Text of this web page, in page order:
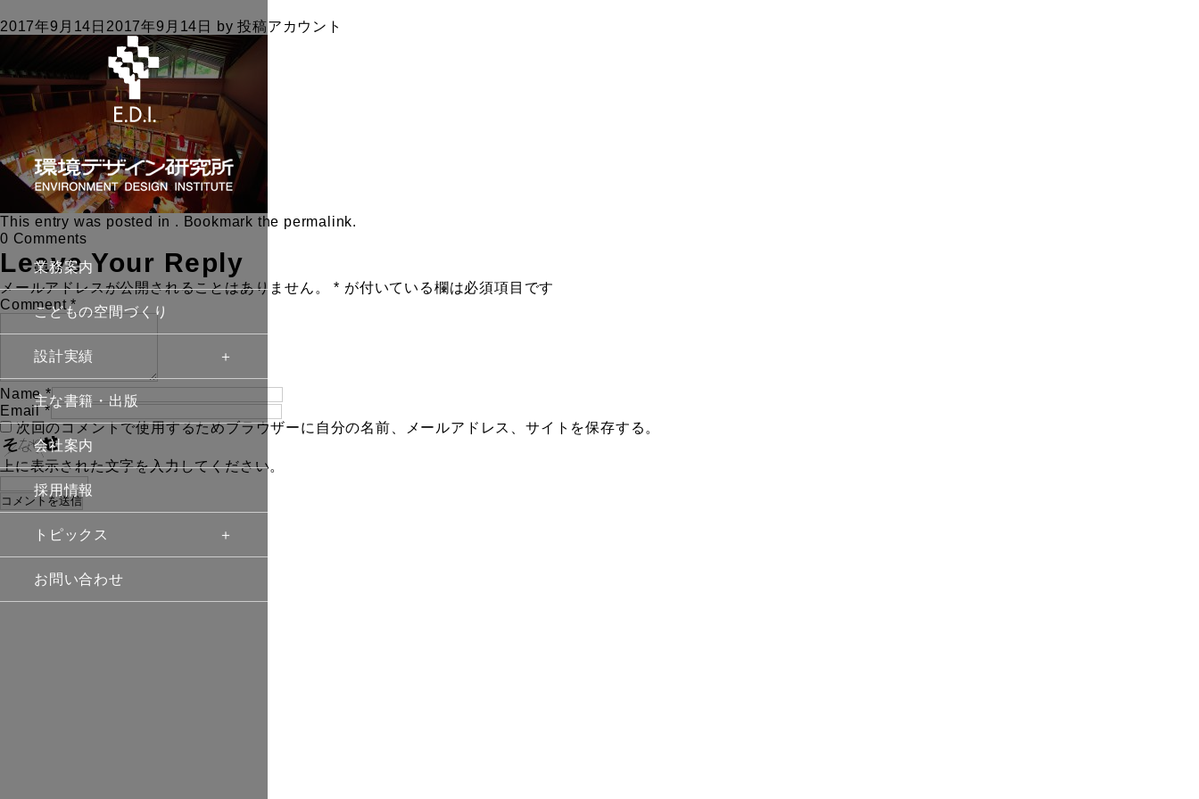
業務案内
こどもの空間づくり
設計実績
主な書籍・出版
会社案内
採用情報
トピックス
お問い合わせ
2017年9月14日 2017年9月14日 by投稿アカウント
This entry was posted in . Bookmark the permalink.
0 Comments
Leave Your Reply
メールアドレスが公開されることはありません。 * が付いている欄は必須項目です
Comment *
Name *
Email *
次回のコメントで使用するためブラウザーに自分の名前、メールアドレス、サイトを保存する。
上に表示された文字を入力してください。